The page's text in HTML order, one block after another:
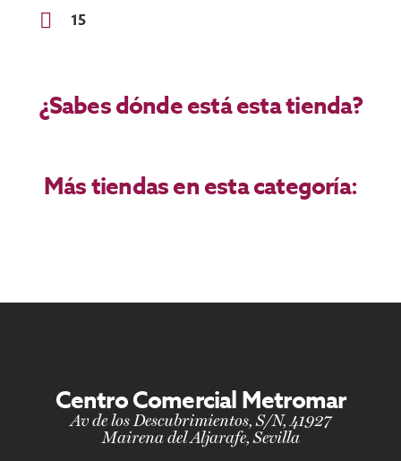
15
¿Sabes dónde está esta tienda?
Más tiendas en esta categoría:
Centro Comercial Metromar
Av de los Descubrimientos, S/N, 41927
Mairena del Aljarafe, Sevilla